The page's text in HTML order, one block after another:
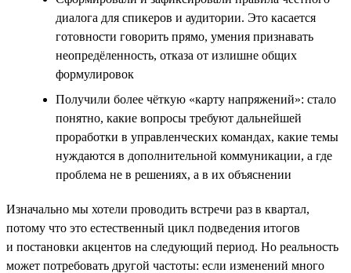
диалога для спикеров и аудитории. Это касается
готовности говорить прямо, умения признавать
неопредёленность, отказа от излишне общих
формулировок
Получили более чёткую «карту напряжений»: стало
понятно, какие вопросы требуют дальнейшей
проработки в управленческих командах, какие темы
нуждаются в дополнительной коммуникации, а где
проблема не в решениях, а в их объяснении
Изначально мы хотели проводить встречи раз в квартал,
потому что это естественный цикл подведения итогов
и постановки акцентов на следующий период. Но реальность
может потребовать другой частоты: если изменений много